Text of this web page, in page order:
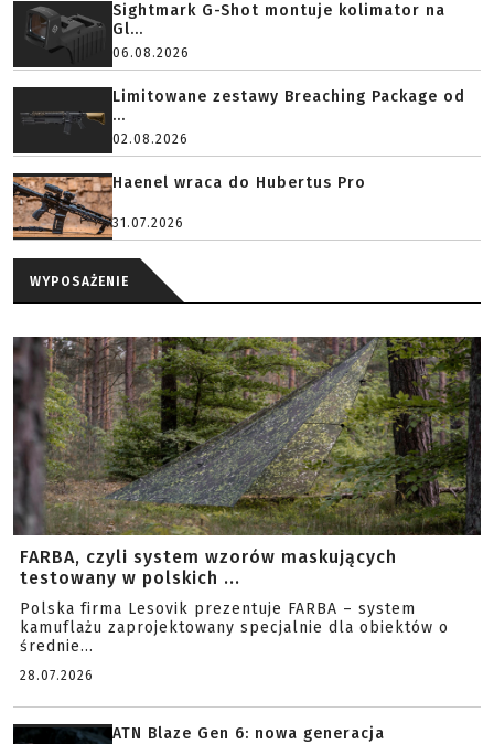
Sightmark G-Shot montuje kolimator na
Gl...
06.08.2026
Limitowane zestawy Breaching Package od
...
02.08.2026
Haenel wraca do Hubertus Pro
31.07.2026
WYPOSAŻENIE
FARBA, czyli system wzorów maskujących
testowany w polskich ...
Polska firma Lesovik prezentuje FARBA – system
kamuflażu zaprojektowany specjalnie dla obiektów o
średnie...
28.07.2026
ATN Blaze Gen 6: nowa generacja